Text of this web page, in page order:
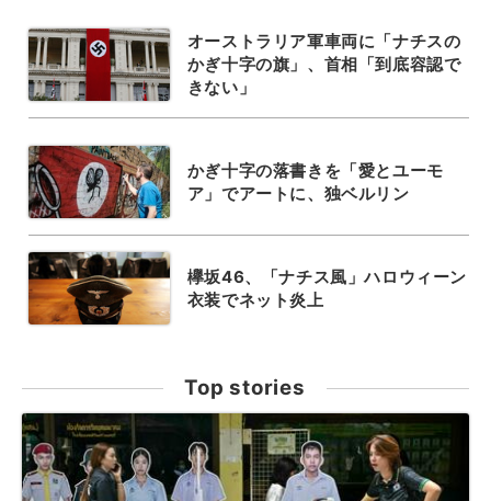
オーストラリア軍車両に「ナチスの
かぎ十字の旗」、首相「到底容認で
きない」
かぎ十字の落書きを「愛とユーモ
ア」でアートに、独ベルリン
欅坂46、「ナチス風」ハロウィーン
衣装でネット炎上
Top stories